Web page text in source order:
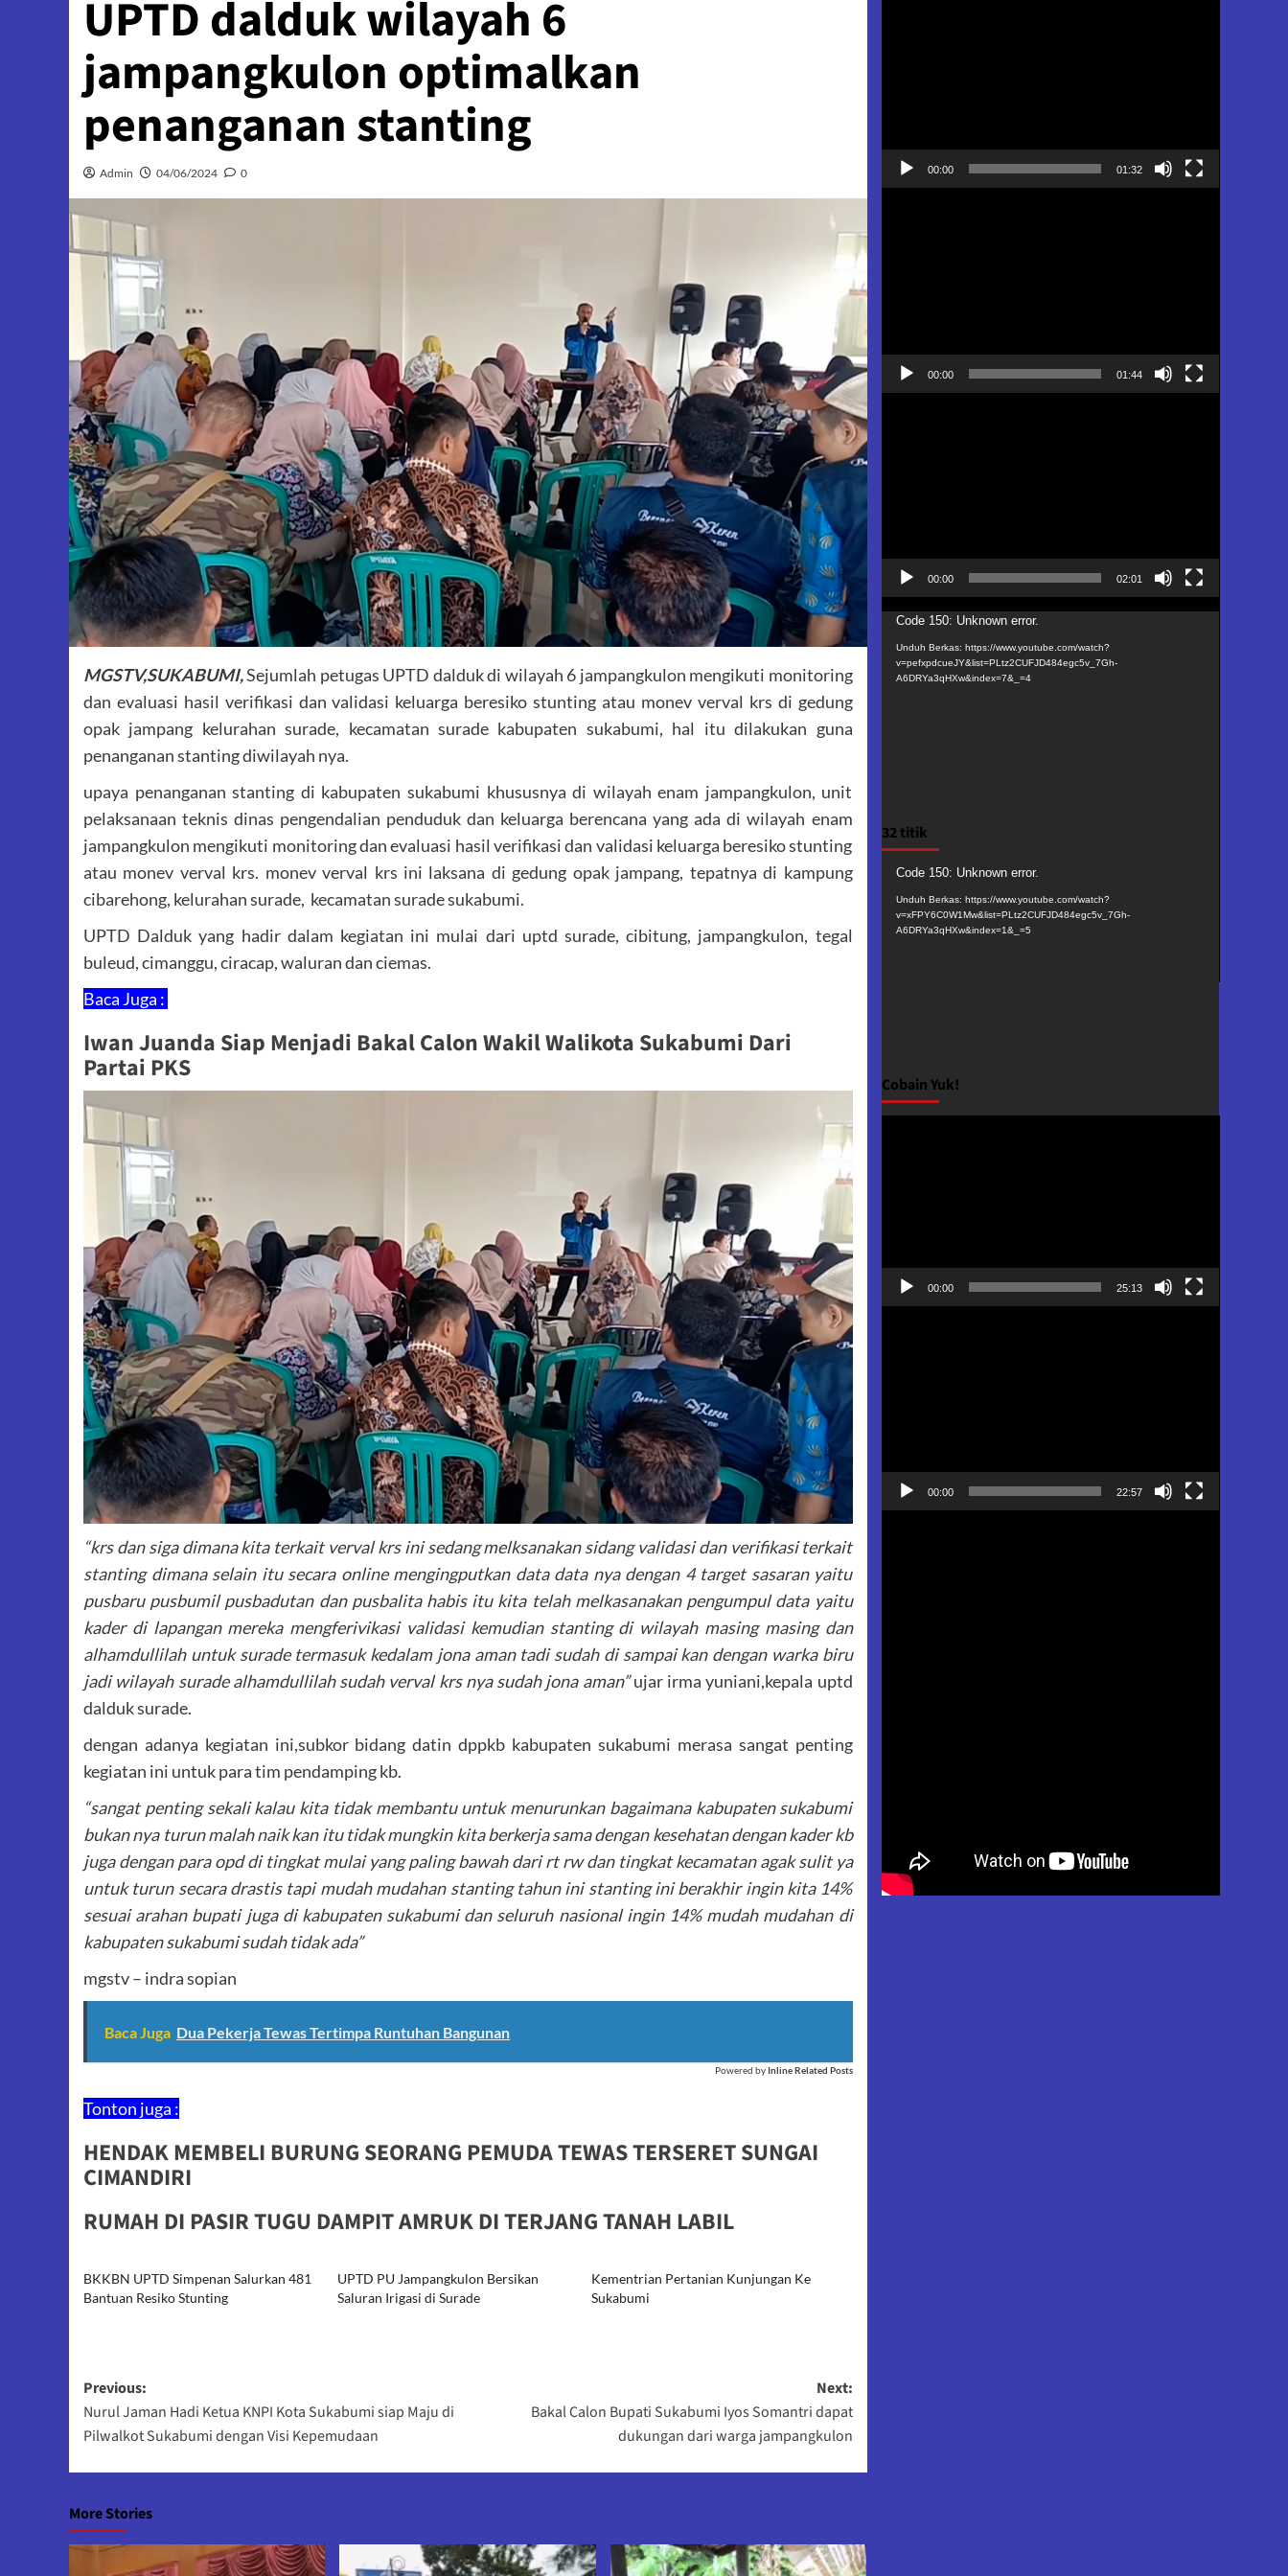
UPTD dalduk wilayah 6
jampangkulon optimalkan
penanganan stanting
Admin 04/06/2024 0
MGSTV,SUKABUMI,Sejumlah petugas UPTD dalduk di wilayah 6 jampangkulon mengikuti monitoring
dan evaluasi hasil verifikasi dan validasi keluarga beresiko stunting atau monev verval krs di gedung
opak jampang kelurahan surade, kecamatan surade kabupaten sukabumi, hal itu dilakukan guna
penanganan stanting diwilayah nya.
upaya penanganan stanting di kabupaten sukabumi khususnya di wilayah enam jampangkulon, unit
pelaksanaan teknis dinas pengendalian penduduk dan keluarga berencana yang ada di wilayah enam
jampangkulon mengikuti monitoring dan evaluasi hasil verifikasi dan validasi keluarga beresiko stunting
atau monev verval krs. monev verval krs ini laksana di gedung opak jampang, tepatnya di kampung
cibarehong, kelurahan surade, kecamatan surade sukabumi.
UPTD Dalduk yang hadir dalam kegiatan ini mulai dari uptd surade, cibitung, jampangkulon, tegal
buleud, cimanggu, ciracap, waluran dan ciemas.
Baca Juga :
Iwan Juanda Siap Menjadi Bakal Calon Wakil Walikota Sukabumi Dari
Partai PKS
“krs dan siga dimana kita terkait verval krs ini sedang melksanakan sidang validasi dan verifikasi terkait
stanting dimana selain itu secara online mengingputkan data data nya dengan 4 target sasaran yaitu
pusbaru pusbumil pusbadutan dan pusbalita habis itu kita telah melkasanakan pengumpul data yaitu
kader di lapangan mereka mengferivikasi validasi kemudian stanting di wilayah masing masing dan
alhamdullilah untuk surade termasuk kedalam jona aman tadi sudah di sampai kan dengan warka biru
jadi wilayah surade alhamdullilah sudah verval krs nya sudah jona aman”ujar irma yuniani,kepala uptd
dalduk surade.
dengan adanya kegiatan ini,subkor bidang datin dppkb kabupaten sukabumi merasa sangat penting
kegiatan ini untuk para tim pendamping kb.
“sangat penting sekali kalau kita tidak membantu untuk menurunkan bagaimana kabupaten sukabumi
bukan nya turun malah naik kan itu tidak mungkin kita berkerja sama dengan kesehatan dengan kader kb
juga dengan para opd di tingkat mulai yang paling bawah dari rt rw dan tingkat kecamatan agak sulit ya
untuk turun secara drastis tapi mudah mudahan stanting tahun ini stanting ini berakhir ingin kita 14%
sesuai arahan bupati juga di kabupaten sukabumi dan seluruh nasional ingin 14% mudah mudahan di
kabupaten sukabumi sudah tidak ada”
mgstv – indra sopian
Baca Juga Dua Pekerja Tewas Tertimpa Runtuhan Bangunan
Powered by Inline Related Posts
Tonton juga :
HENDAK MEMBELI BURUNG SEORANG PEMUDA TEWAS TERSERET SUNGAI
CIMANDIRI
RUMAH DI PASIR TUGU DAMPIT AMRUK DI TERJANG TANAH LABIL
BKKBN UPTD Simpenan Salurkan 481
Bantuan Resiko Stunting
UPTD PU Jampangkulon Bersikan
Saluran Irigasi di Surade
Kementrian Pertanian Kunjungan Ke
Sukabumi
Post
navigation
Previous:
Nurul Jaman Hadi Ketua KNPI Kota Sukabumi siap Maju di
Pilwalkot Sukabumi dengan Visi Kepemudaan
Next:
Bakal Calon Bupati Sukabumi Iyos Somantri dapat
dukungan dari warga jampangkulon
More Stories
00:00 01:32
00:00 01:44
00:00 02:01
Pemutar
Video
Code 150: Unknown error.
Unduh Berkas: https://www.youtube.com/watch?
v=pefxpdcueJY&list=PLtz2CUFJD484egc5v_7Gh-
A6DRYa3qHXw&index=7&_=4
32 titik
Pemutar
Video
Code 150: Unknown error.
Unduh Berkas: https://www.youtube.com/watch?
v=xFPY6C0W1Mw&list=PLtz2CUFJD484egc5v_7Gh-
A6DRYa3qHXw&index=1&_=5
Cobain Yuk!
00:00 25:13
00:00 22:57